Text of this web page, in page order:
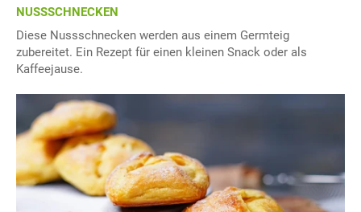
NUSSSCHNECKEN
Diese Nussschnecken werden aus einem Germteig
zubereitet. Ein Rezept für einen kleinen Snack oder als
Kaffeejause.